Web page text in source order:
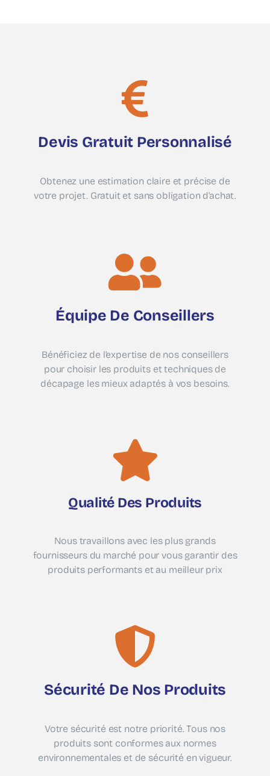
Devis Gratuit Personnalisé
Obtenez une estimation claire et précise de
votre projet. Gratuit et sans obligation d’achat.
Équipe De Conseillers
Bénéficiez de l’expertise de nos conseillers
pour choisir les produits et techniques de
décapage les mieux adaptés à vos besoins.
Qualité Des Produits
Nous travaillons avec les plus grands
fournisseurs du marché pour vous garantir des
produits performants et au meilleur prix
Sécurité De Nos Produits
Votre sécurité est notre priorité. Tous nos
produits sont conformes aux normes
environnementales et de sécurité en vigueur.